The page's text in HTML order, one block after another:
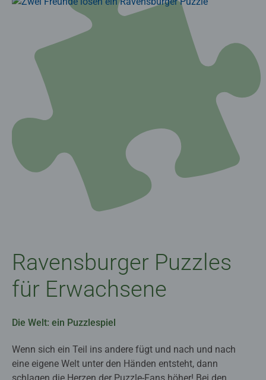
Ravensburger Puzzles
für Erwachsene
Die Welt: ein Puzzlespiel
Wenn sich ein Teil ins andere fügt und nach und nach
eine eigene Welt unter den Händen entsteht, dann